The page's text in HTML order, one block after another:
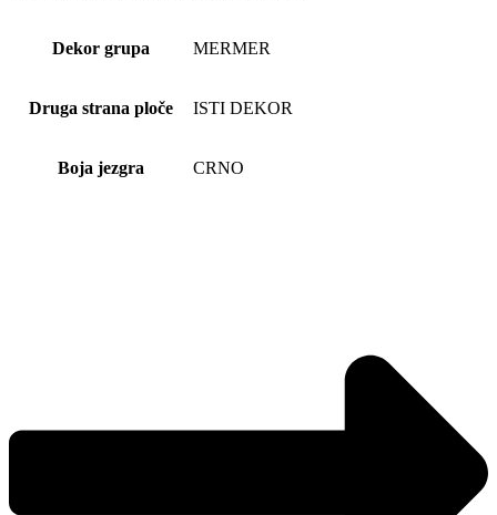
Dekor grupa MERMER
Druga strana ploče ISTI DEKOR
Boja jezgra CRNO